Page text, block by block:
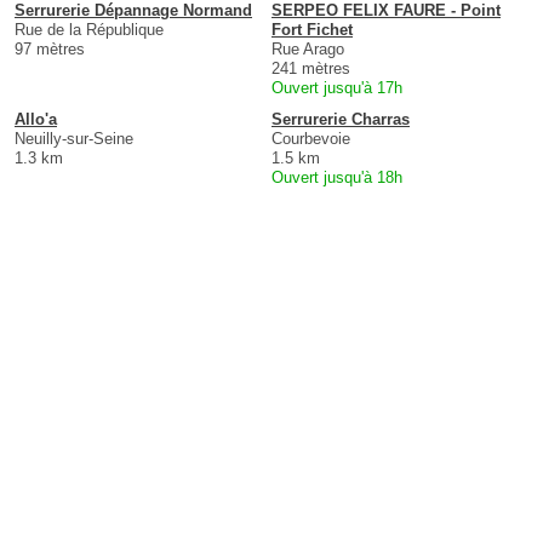
Serrurerie Dépannage Normand
Rue de la République
97 mètres
SERPEO FELIX FAURE - Point
Fort Fichet
Rue Arago
241 mètres
Ouvert jusqu'à 17h
Allo'a
Neuilly-sur-Seine
1.3 km
Serrurerie Charras
Courbevoie
1.5 km
Ouvert jusqu'à 18h